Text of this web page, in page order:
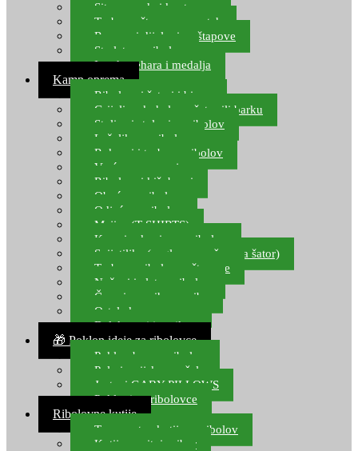
Sito, posude i kante
Torbe za štapove – match
Rezervni dijelovi za štapove
Starlete za ribolov
Izrada pehara i medalja
Kamp oprema
Ribolovni šatori i bivvy
Grijalice, kuhala za šator ili barku
Stolice i stolovi za ribolov
Ležaljke za ribolov
Ruksaci i torbe za ribolov
Vreće za spavanje
Ribolovni kišobrani
Obuća za ribolov
Odjeća za ribolov
Majice (T-SHIRTS)
Kape i rukavice za ribolov
Svijetiljke (naglavne, ručne, za šator)
Torbe za ribolovne štapove
Noževi i alat za ribolov
Čamci za prihranu ribe
Ostala kamp oprema
Dalekozori i optika
🎁 Poklon ideje za ribolovce
Poklon bon za ribolov
Polarizacijske naočale
Jastuci GABY PILLOWS
Pokloni za ribolovce
Ribolovne kutije
Transportne kutije za ribolov
Kutije za sitni pribor